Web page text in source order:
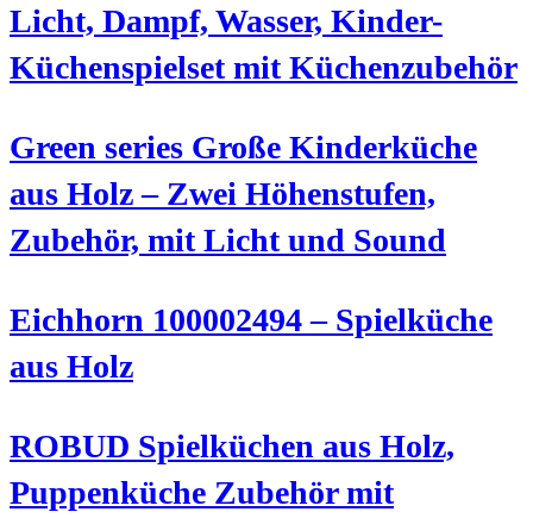
Licht, Dampf, Wasser, Kinder-
Küchenspielset mit Küchenzubehör
Green series Große Kinderküche
aus Holz – Zwei Höhenstufen,
Zubehör, mit Licht und Sound
Eichhorn 100002494 – Spielküche
aus Holz
ROBUD Spielküchen aus Holz,
Puppenküche Zubehör mit